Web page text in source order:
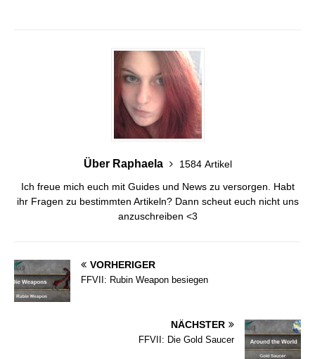
Über Raphaela
1584 Artikel
Ich freue mich euch mit Guides und News zu versorgen. Habt
ihr Fragen zu bestimmten Artikeln? Dann scheut euch nicht uns
anzuschreiben <3
VORHERIGER
FFVII: Rubin Weapon besiegen
NÄCHSTER
FFVII: Die Gold Saucer